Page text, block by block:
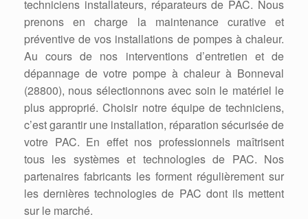
techniciens installateurs, réparateurs de PAC. Nous
prenons en charge la maintenance curative et
préventive de vos installations de pompes à chaleur.
Au cours de nos interventions d’entretien et de
dépannage de votre pompe à chaleur à Bonneval
(28800), nous sélectionnons avec soin le matériel le
plus approprié. Choisir notre équipe de techniciens,
c’est garantir une installation, réparation sécurisée de
votre PAC. En effet nos professionnels maîtrisent
tous les systèmes et technologies de PAC. Nos
partenaires fabricants les forment régulièrement sur
les dernières technologies de PAC dont ils mettent
sur le marché.